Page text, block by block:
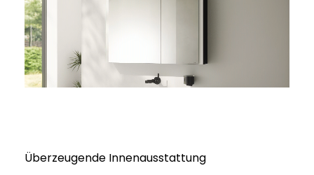
Überzeugende Innenausstattung